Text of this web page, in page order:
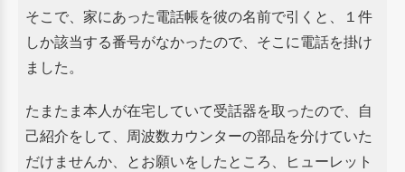
そこで、家にあった電話帳を彼の名前で引くと、１件
しか該当する番号がなかったので、そこに電話を掛け
ました。
たまたま本人が在宅していて受話器を取ったので、自
己紹介をして、周波数カウンターの部品を分けていた
だけませんか、 とお願いをしたところ、ヒューレット